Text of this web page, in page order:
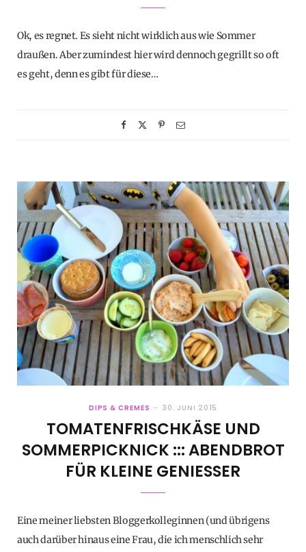
Ok, es regnet. Es sieht nicht wirklich aus wie Sommer
draußen. Aber zumindest hier wird dennoch gegrillt so oft
es geht, denn es gibt für diese…
DIPS & CREMES 30. JUNI 2015
TOMATENFRISCHKÄSE UND
SOMMERPICKNICK ::: ABENDBROT
FÜR KLEINE GENIESSER
Eine meiner liebsten Bloggerkolleginnen (und übrigens
auch darüber hinaus eine Frau, die ich menschlich sehr